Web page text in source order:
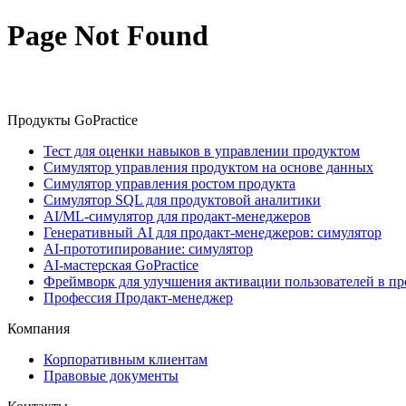
Page Not Found
Продукты GoPractice
Тест для оценки навыков в управлении продуктом
Симулятор управления продуктом на основе данных
Симулятор управления ростом продукта
Симулятор SQL для продуктовой аналитики
AI/ML-симулятор для продакт-менеджеров
Генеративный AI для продакт-менеджеров: симулятор
AI-прототипирование: симулятор
AI-мастерская GoPractice
Фреймворк для улучшения активации пользователей в
Профессия Продакт-менеджер
Компания
Корпоративным клиентам
Правовые документы